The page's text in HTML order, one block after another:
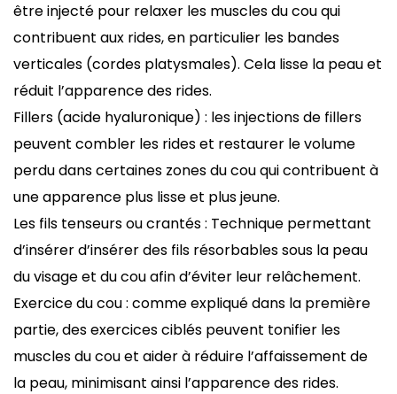
être injecté pour relaxer les muscles du cou qui
contribuent aux rides, en particulier les bandes
verticales (cordes platysmales). Cela lisse la peau et
réduit l’apparence des rides.
Fillers (acide hyaluronique) : les injections de fillers
peuvent combler les rides et restaurer le volume
perdu dans certaines zones du cou qui contribuent à
une apparence plus lisse et plus jeune.
Les fils tenseurs ou crantés: Technique permettant
d’insérer d’insérer des fils résorbables sous la peau
du visage et du cou afin d’éviter leur relâchement.
Exercice du cou : comme expliqué dans la première
partie, des exercices ciblés peuvent tonifier les
muscles du cou et aider à réduire l’affaissement de
la peau, minimisant ainsi l’apparence des rides.